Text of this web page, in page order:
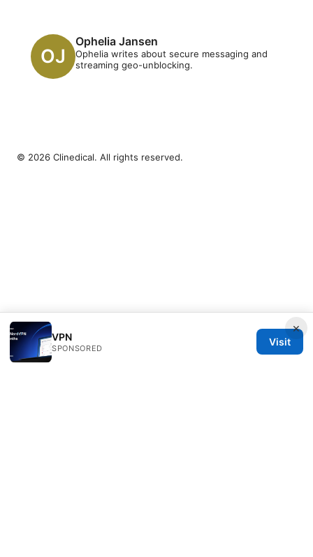
Ophelia Jansen
Ophelia writes about secure messaging and
streaming geo-unblocking.
×
VPN
SPONSORED
Visit
© 2026 Clinedical. All rights reserved.